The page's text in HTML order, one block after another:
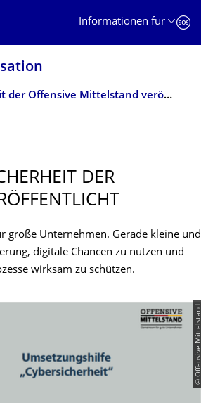
Informationen für
Umsetzungshilfe Cybersicherheit der Offensive Mittelstand veröffentlicht
DER
große Unternehmen. Gerade kleine und
digitale Chancen zu nutzen und
wirksam zu schützen.
© Offensive Mittelstand